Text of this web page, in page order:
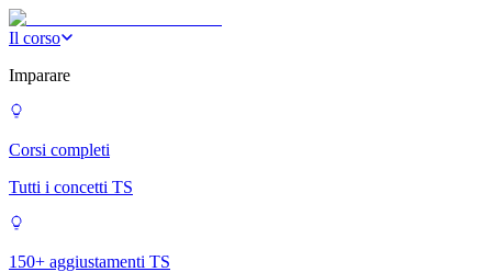
Il corso
Imparare
Corsi completi
Tutti i concetti TS
150+ aggiustamenti TS